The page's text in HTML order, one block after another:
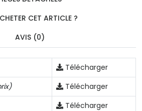
CET ARTICLE ?
AVIS (0)
Télécharger
Télécharger
Télécharger